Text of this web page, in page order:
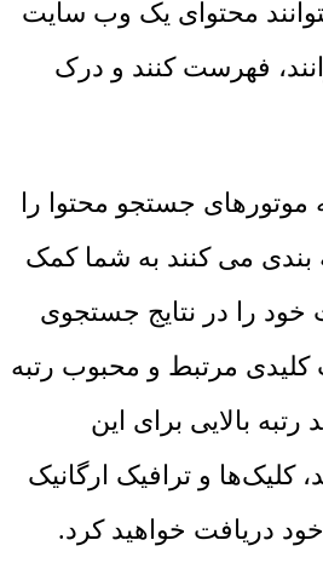
محتوای یک وب سایت
فهرست کنند و درک
موتورهای جستجو محتوا را
بندی می کنند به شما کمک
را در نتایج جستجوی
کلیدی مرتبط و محبوب رتبه
رتبه بالایی برای این
و ترافیک ارگانیک
دریافت خواهید کرد.